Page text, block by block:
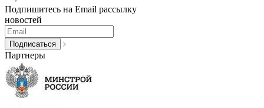
Подпишитесь на Email рассылку
новостей
Партнеры